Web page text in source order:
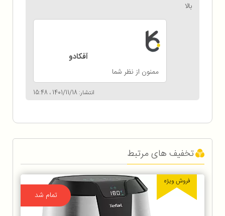
انتشار: 1401/11/18 ، 15:48
بالا
آفکادو
ممنون از نظر شما
تخفیف های مرتبط
تمام شد
فروش ویژه